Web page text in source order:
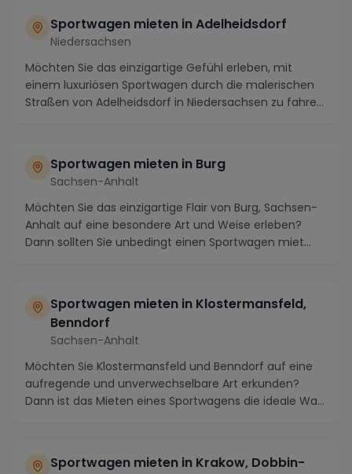
Sportwagen mieten in Adelheidsdorf
Niedersachsen
Möchten Sie das einzigartige Gefühl erleben, mit
einem luxuriösen Sportwagen durch die malerischen
Straßen von Adelheidsdorf in Niedersachsen zu fahre...
Sportwagen mieten in Burg
Sachsen-Anhalt
Möchten Sie das einzigartige Flair von Burg, Sachsen-
Anhalt auf eine besondere Art und Weise erleben?
Dann sollten Sie unbedingt einen Sportwagen miet...
Sportwagen mieten in Klostermansfeld,
Benndorf
Sachsen-Anhalt
Möchten Sie Klostermansfeld und Benndorf auf eine
aufregende und unverwechselbare Art erkunden?
Dann ist das Mieten eines Sportwagens die ideale Wahl
Sportwagen mieten in Krakow, Dobbin-